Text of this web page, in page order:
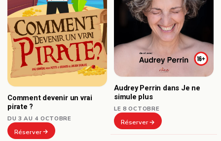
Comment devenir un vrai
pirate ?
DU 3 AU 4 OCTOBRE
Réserver
Audrey Perrin dans Je ne
simule plus
LE 8 OCTOBRE
Réserver